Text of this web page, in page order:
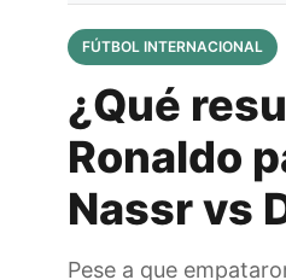
FÚTBOL INTERNACIONAL
¿Qué
Ronaldo
Nassr vs
Pese a que